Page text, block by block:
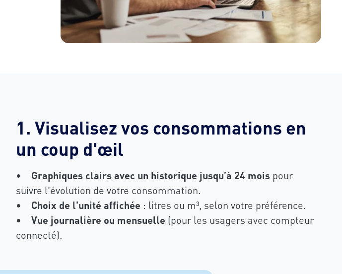
1. Visualisez vos consommations en
un coup d'œil
• Graphiques clairs avec un historique jusqu’à 24 mois pour
suivre l'évolution de votre consommation.
•
Choix de l'unité affichée : litres ou m³, selon votre préférence.
•
Vue journalière ou mensuelle (pour les usagers avec compteur
connecté).